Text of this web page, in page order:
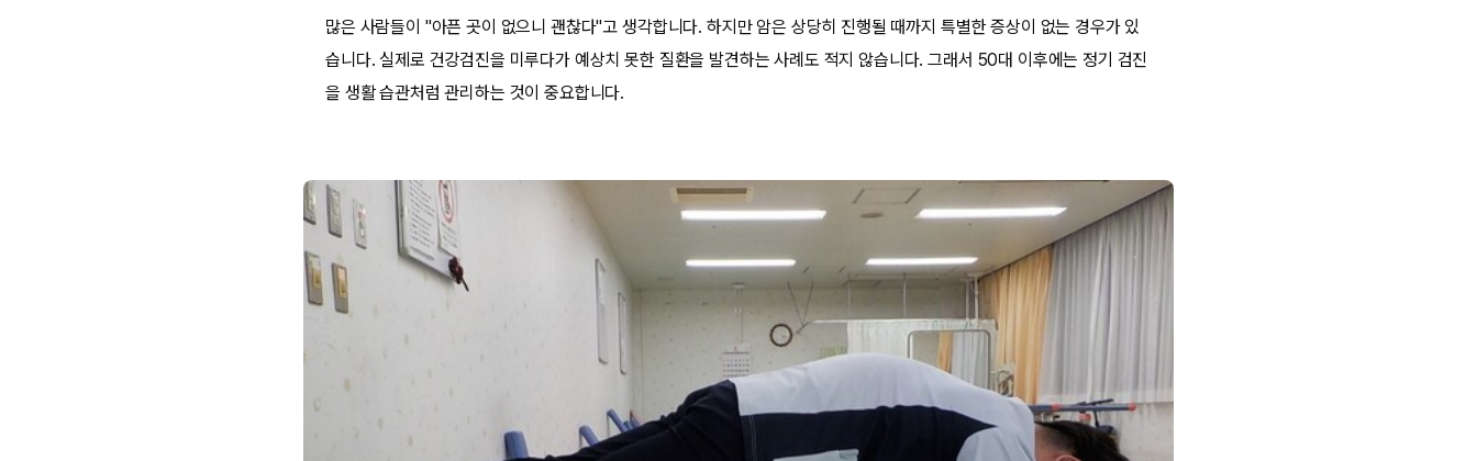
많은 사람들이 "아픈 곳이 없으니 괜찮다"고 생각합니다. 하지만 암은 상당히 진행될 때까지 특별한 증상이 없는 경우가 있
습니다. 실제로 건강검진을 미루다가 예상치 못한 질환을 발견하는 사례도 적지 않습니다. 그래서 50대 이후에는 정기 검진
을 생활 습관처럼 관리하는 것이 중요합니다.